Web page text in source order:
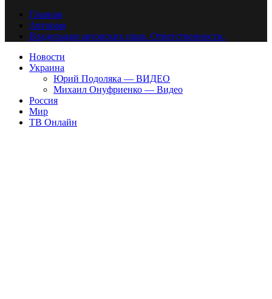
Главная
Авторам
Владельцам авторских прав. Ответственности.
Новости
Украина
Юрий Подоляка — ВИДЕО
Михаил Онуфриенко — Видео
Россия
Мир
ТВ Онлайн